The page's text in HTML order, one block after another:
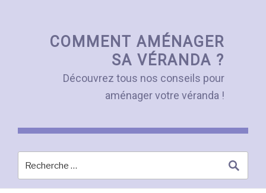
COMMENT AMÉNAGER
SA VÉRANDA ?
Découvrez tous nos conseils pour
aménager votre véranda !